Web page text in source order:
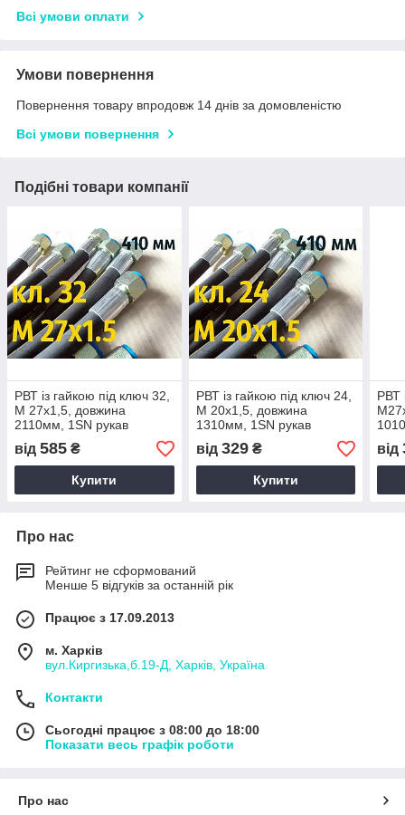
Всі умови оплати
Умови повернення
Повернення товару впродовж 14 днів за домовленістю
Всі умови повернення
Подібні товари компанії
РВТ із гайкою під ключ 32,
М 27х1,5, довжина
2110мм, 1SN рукав
високого тиску з кутом 90°
від 585 ₴
Купити
РВТ із гайкою під ключ 24,
М 20х1,5, довжина
1310мм, 1SN рукав
високого тиску з кутом 90°
від 329₴
Купити
РВТ
від
Про нас
Рейтинг не сформований
Менше 5 відгуків за останній рік
Працює з 17.09.2013
м. Харків
вул.Киргизька,б.19-Д, Харків, Україна
Контакти
Сьогодні працює з 08:00 до 18:00
Показати весь графік роботи
Про нас